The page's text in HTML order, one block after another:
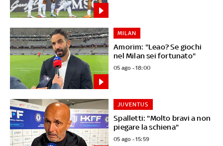
Amorim: "Leao? Se giochi
nel Milan sei fortunato"
MILAN
05 ago - 18:00
Spalletti: "Molto bravi a non
piegare la schiena"
JUVENTUS
05 ago - 15:59